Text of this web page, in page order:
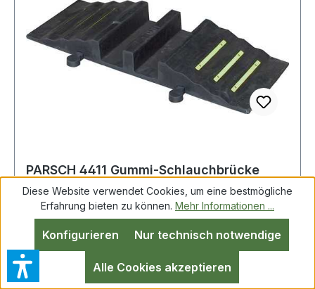
PARSCH 4411 Gummi-Schlauchbrücke
L1010xB290xH135mm HR 5 bis 125 mm für
2 Schlä
Gummi-Schlauchbrücke L1010xB290xH135mm
HR 5 b.125mm f.2 Schläuche PARSCH
ineinandergreifende Brücke · aus
Diese Website verwendet Cookies, um eine bestmögliche
Erfahrung bieten zu können. Mehr Informationen ...
Nur technisch notwendige
Konfigurieren
Alle Cookies akzeptieren